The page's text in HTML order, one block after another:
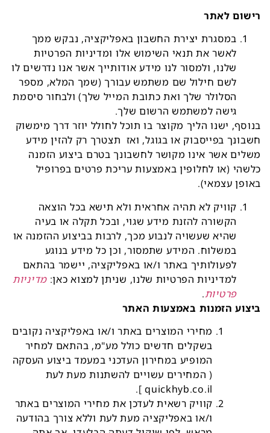
רישום לאתר
במסגרת יצירת החשבון באפליקציה, נבקש ממך
לאשר את תנאי השימוש אלו ומדיניות הפרטיות
שלנו, ולמסור לנו מידע אודותייך אשר אנו נדרשים לו
לשם חילול שם משתמש עבורך (שמך המלא, מספר
הסלולר שלך ואת כתובת המייל שלך) ולבחור סיסמת
גישה למשתמש הרשום שלך.
בנוסף, ישנו הליך מקוצר בו תוכל לחולל יוזר דרך מימשוק
חשבונך בפייסבוק או בגוגל, ואז תצטרך רק להזין מידע
משלים אשר אינו מקושר לחשבונך בטרם ביצוע הזמנה
כלשהי (או לחלופין באמצעות עריכת פרטים בפרופיל
באופן עצמאי).
קוויק לא תהיה אחראית ולא תישא בכל הוצאה
הקשורה להזנת מידע שגוי, ובכל תקלה או בעיה
שהיא שעשויה לנבוע מכך, לרבות בביצוע ההזמנה או
במשלוח. המידע שתמסור, וכן כל מידע בנוגע
לפעולותיך באתר ו/או באפליקציה, יישמר בהתאם
למדיניות הפרטיות שלנו, שניתן למצוא כאן: מדיניות
פרטיות.
ביצוע הזמנות באמצעות האתר
מחירי המוצרים באתר ו/או באפליקציה נקובים
בשקלים חדשים כולל מע"מ, בהתאם למחיר
המופיע במחירון העדכני במעמד ביצוע העסקה
( המחירים עשויים להשתנות מעת לעת
quickhyb.co.il ].
קוויק רשאית לעדכן את מחירי המוצרים באתר
ו/או באפליקציה מעת לעת וללא צורך בהודעה